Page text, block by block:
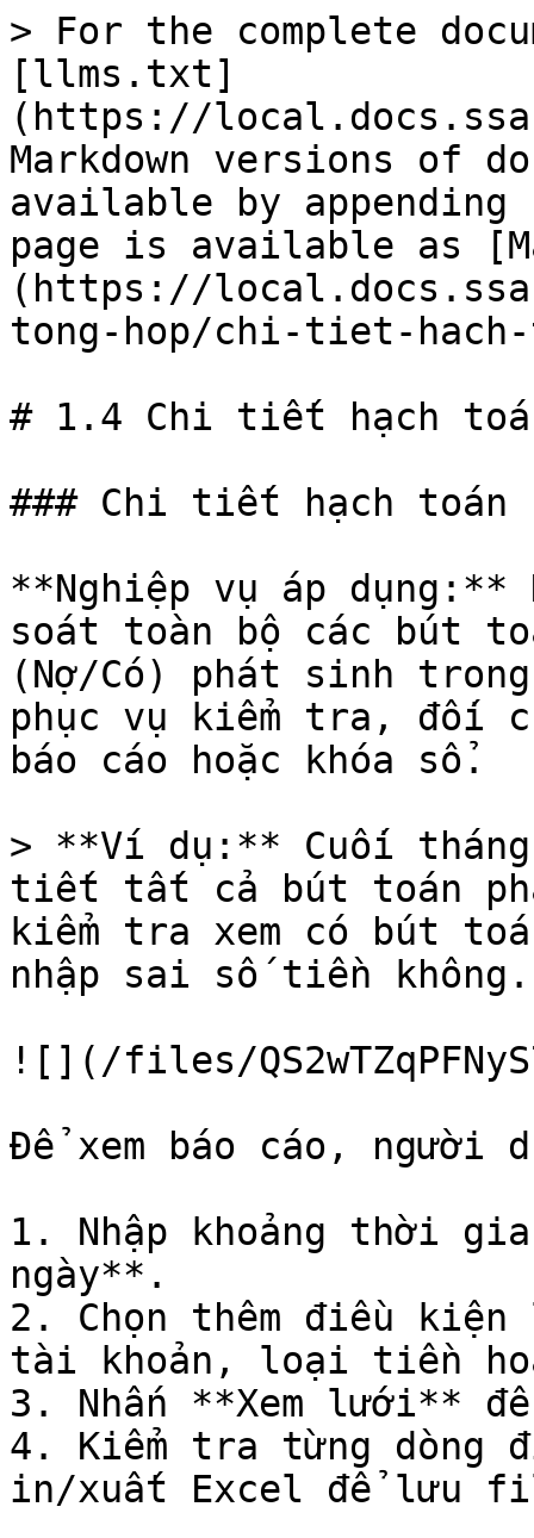
> For the complete
[llms.txt]
(https://
Markdown versions of
available by
page is available as
(https://
tong-hop/chi-tiet-
# 1.4 Chi tiết hạch
### Chi tiết hạch toán
**Nghiệp vụ áp
soát toàn bộ các bút
(Nợ/Có) phát sinh
phục vụ kiểm tra, đối
báo cáo hoặc khóa sổ.
> **Ví dụ:** Cuối
tiết tất cả bút toán
kiểm tra xem có bút
nhập sai số tiền không.
![](/files/
Để xem báo cáo, người
1. Nhập khoảng thời
ngày**.
2. Chọn thêm điều
tài khoản, loại tiền
3. Nhấn **Xem lưới**
4. Kiểm tra từng dòng
in/xuất Excel để lưu